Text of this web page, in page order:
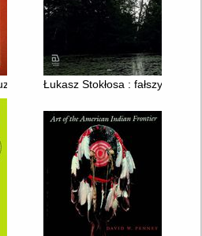
w Chrzanowie : katalog
Łukasz Stokłosa : fałszywe